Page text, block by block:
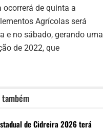
ocorrerá de quinta a
Agrícolas será
e no sábado, gerando uma
de 2022, que
de Cidreira 2026 terá